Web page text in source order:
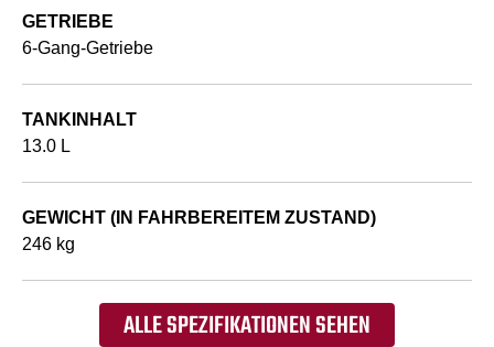
GETRIEBE
6-Gang-Getriebe
TANKINHALT
13.0 L
GEWICHT (IN FAHRBEREITEM ZUSTAND)
246 kg
ALLE SPEZIFIKATIONEN SEHEN